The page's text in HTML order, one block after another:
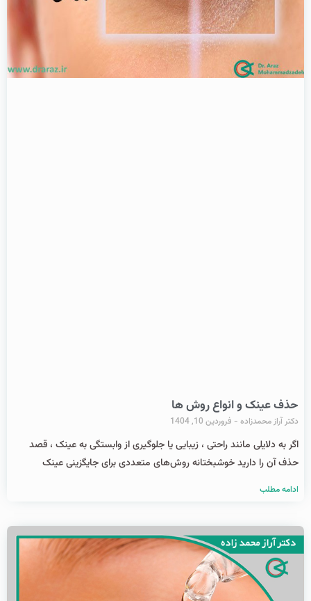
حذف عینک و انواع روش ها
دکتر آراز محمدزاده فروردین 10, 1404
اگر به دلایلی مانند راحتی ، زیبایی یا جلوگیری از وابستگی به عینک ، قصد
حذف آن را دارید خوشبختانه روش‌های متعددی برای جایگزینی عینک
ادامه مطلب